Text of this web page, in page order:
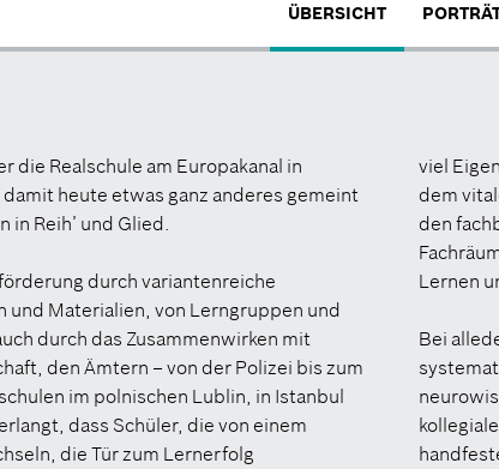
ÜBERSICHT
die Realschule am Europakanal in
heute etwas ganz anderes gemeint
in Reih’ und Glied.
durch variantenreiche
und Materialien, von Lerngruppen und
durch das Zusammenwirken mit
den Ämtern – von der Polizei bis zum
im polnischen Lublin, in Istanbul
dass Schüler, die von einem
die Tür zum Lernerfolg
viel
dem
den
Lernen
Bei